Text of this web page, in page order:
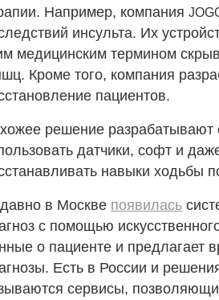
Например, компания
инсульта. Их
медицинским термином
Кроме того, компания
пациентов.
решение
датчики, софт и
навыки ходьбы
в Москве появилась
с помощью
о пациенте и предлагает
Есть в России и
сервисы,